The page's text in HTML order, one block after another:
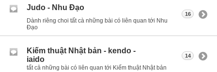
Judo - Nhu Đạo
Dành riêng choi tất cà những bài có liên quan tới Nhu
Đạo
16
Kiếm thuật Nhật bản - kendo -
iaido
tất cả những bài có liên quan tới Kiếm thuật Nhật bản
14